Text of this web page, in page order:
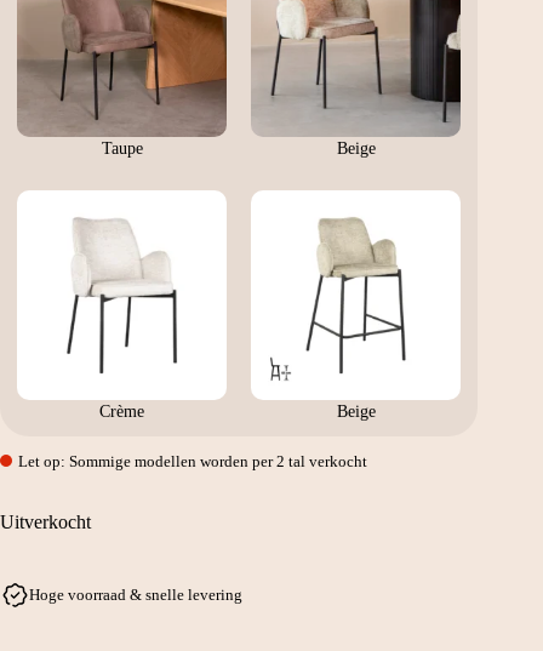
Taupe Beige
Crème Beige
Let op: Sommige modellen worden per 2 tal verkocht
Uitverkocht
Hoge voorraad & snelle levering